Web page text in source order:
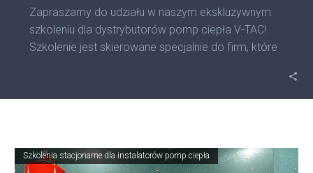
Zapraszamy do udziału w naszym ekskluzywnym
szkoleniu dla dystrybutorów pomp ciepła V-TAC!
Szkolenie jest skierowane specjalnie do firm, które
Szkolenia stacjonarne dla instalatorów pomp ciepła